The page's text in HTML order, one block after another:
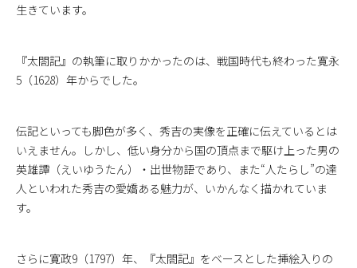
生きています。
『太閤記』の執筆に取りかかったのは、戦国時代も終わった寛永
5（1628）年からでした。
伝記といっても脚色が多く、秀吉の実像を正確に伝えているとは
いえません。しかし、低い身分から国の頂点まで駆け上った男の
英雄譚（えいゆうたん）・出世物語であり、また“人たらし”の達
人といわれた秀吉の愛嬌ある魅力が、いかんなく描かれていま
す。
さらに寛政9（1797）年、『太閤記』をベースとした挿絵入りの